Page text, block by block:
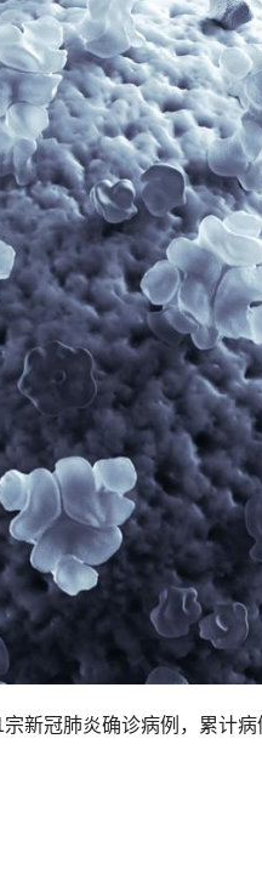
新冠肺炎确诊病例，累计病